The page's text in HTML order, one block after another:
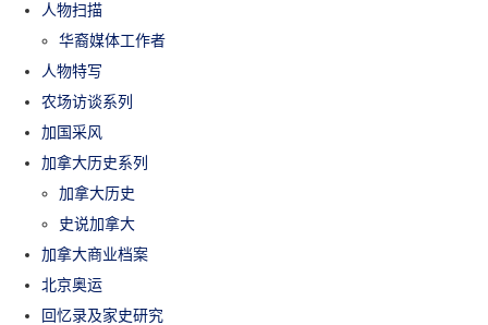
人物扫描
华裔媒体工作者
人物特写
农场访谈系列
加国采风
加拿大历史系列
加拿大历史
史说加拿大
加拿大商业档案
北京奥运
回忆录及家史研究